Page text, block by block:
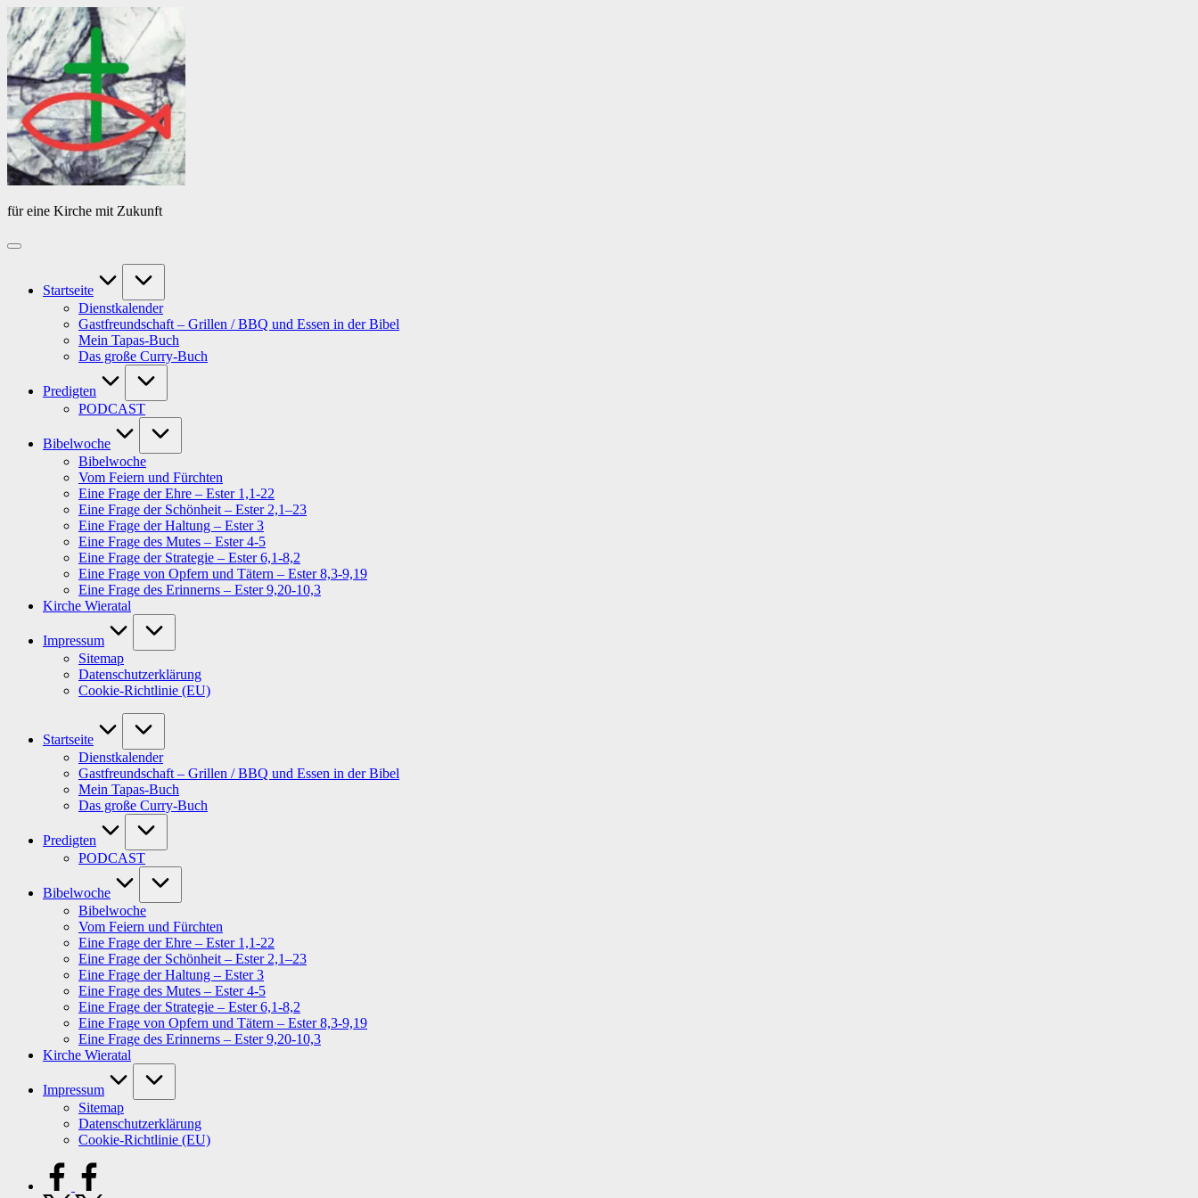
Skip
to
content
von
PfarrerB
für eine Kirche mit Zukunft
Startseite
Dienstkalender
Gastfreundschaft – Grillen / BBQ und Essen in der Bibel
Mein Tapas-Buch
Das große Curry-Buch
Predigten
PODCAST
Bibelwoche
Bibelwoche
Vom Feiern und Fürchten
Eine Frage der Ehre – Ester 1,1-22
Eine Frage der Schönheit – Ester 2,1–23
Eine Frage der Haltung – Ester 3
Eine Frage des Mutes – Ester 4-5
Eine Frage der Strategie – Ester 6,1-8,2
Eine Frage von Opfern und Tätern – Ester 8,3-9,19
Eine Frage des Erinnerns – Ester 9,20-10,3
Kirche Wieratal
Impressum
Sitemap
Datenschutzerklärung
Cookie-Richtlinie (EU)
Startseite
Dienstkalender
Gastfreundschaft – Grillen / BBQ und Essen in der Bibel
Mein Tapas-Buch
Das große Curry-Buch
Predigten
PODCAST
Bibelwoche
Bibelwoche
Vom Feiern und Fürchten
Eine Frage der Ehre – Ester 1,1-22
Eine Frage der Schönheit – Ester 2,1–23
Eine Frage der Haltung – Ester 3
Eine Frage des Mutes – Ester 4-5
Eine Frage der Strategie – Ester 6,1-8,2
Eine Frage von Opfern und Tätern – Ester 8,3-9,19
Eine Frage des Erinnerns – Ester 9,20-10,3
Kirche Wieratal
Impressum
Sitemap
Datenschutzerklärung
Cookie-Richtlinie (EU)
facebook.com